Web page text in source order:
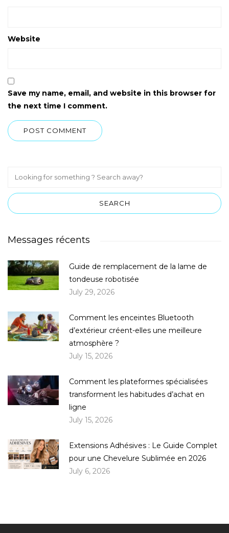
Website
Save my name, email, and website in this browser for
the next time I comment.
Messages récents
Guide de remplacement de la lame de
tondeuse robotisée
July 29, 2026
Comment les enceintes Bluetooth
d’extérieur créent-elles une meilleure
atmosphère ?
July 15, 2026
Comment les plateformes spécialisées
transforment les habitudes d’achat en
ligne
July 15, 2026
Extensions Adhésives : Le Guide Complet
pour une Chevelure Sublimée en 2026
July 6, 2026